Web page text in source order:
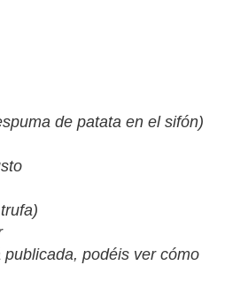
de patata en el sifón)
podéis ver cómo